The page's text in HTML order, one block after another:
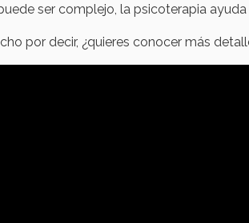
ser complejo, la psicoterapia
por decir, ¿quieres conocer más